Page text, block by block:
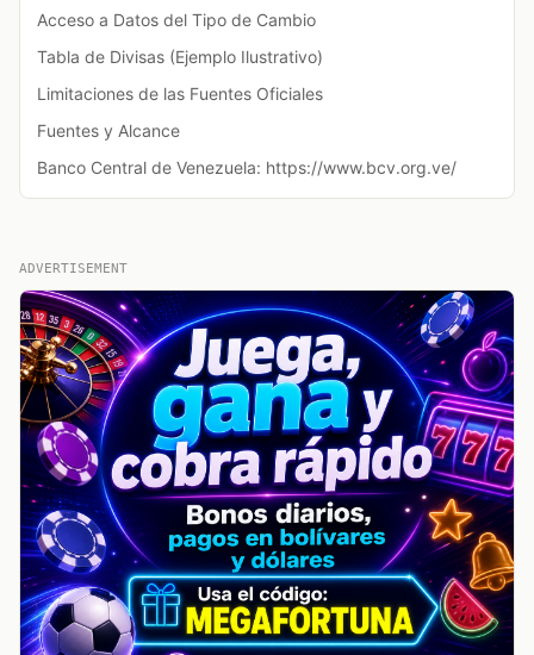
Acceso a Datos del Tipo de Cambio
Tabla de Divisas (Ejemplo Ilustrativo)
Limitaciones de las Fuentes Oficiales
Fuentes y Alcance
Banco Central de Venezuela: https://www.bcv.org.ve/
ADVERTISEMENT